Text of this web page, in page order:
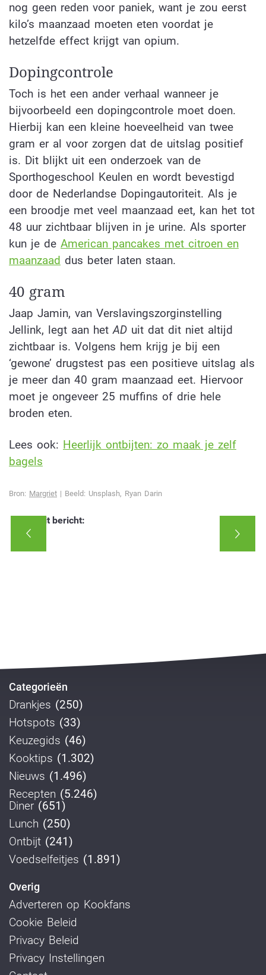
nog geen reden voor paniek, want je zou eerst
kilo’s maanzaad moeten eten voordat je
hetzelfde effect krijgt van opium.
Dopingcontrole
Toch is het een ander verhaal wanneer je
bijvoorbeeld een dopingcontrole moet doen.
Hierbij kan een kleine hoeveelheid van twee
gram er al voor zorgen dat de uitslag positief
is. Dit blijkt uit een onderzoek van de
Sporthogeschool Keulen en wordt bevestigd
door de Nederlandse Dopingautoriteit. Als je
een broodje met veel maanzaad eet, kan het tot
48 uur zichtbaar blijven in je urine. Als sporter
kun je de American pancakes met citroen en
maanzaad dus beter laten staan.
40 gram
Jaap Jamin, van Verslavingszorginstelling
Jellink, legt aan hetAD uit dat dit niet altijd
zichtbaar is. Volgens hem krijg je bij een
‘gewone’ drugstest pas een positieve uitslag als
je meer dan 40 gram maanzaad eet. Hiervoor
moet je ongeveer 25 muffins of drie hele
broden eten.
Lees ook: Heerlijk ontbijten: zo maak je zelf
bagels
Bron: Margriet | Beeld: Unsplash, Ryan Darin
Deel dit bericht:
Categorieën
Drankjes (250)
Hotspots (33)
Keuzegids (46)
Kooktips (1.302)
Nieuws (1.496)
Recepten (5.246)
Diner (651)
Lunch (250)
Ontbijt (241)
Voedselfeitjes (1.891)
Overig
Adverteren op Kookfans
Cookie Beleid
Privacy Beleid
Privacy Instellingen